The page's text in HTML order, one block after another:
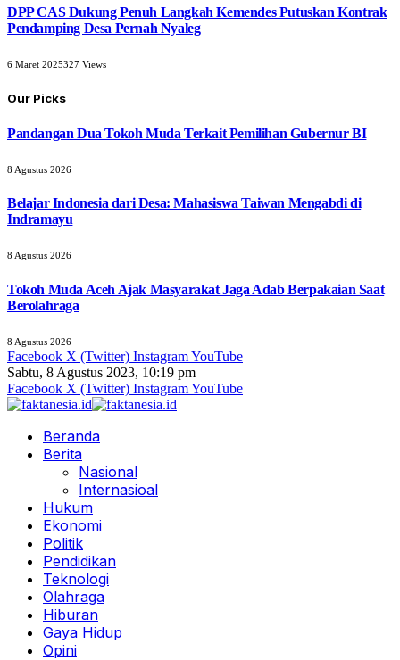
DPP CAS Dukung Penuh Langkah Kemendes Putuskan Kontrak
Pendamping Desa Pernah Nyaleg
6 Maret 2025327 Views
Our Picks
Pandangan Dua Tokoh Muda Terkait Pemilihan Gubernur BI
8 Agustus 2026
Belajar Indonesia dari Desa: Mahasiswa Taiwan Mengabdi di
Indramayu
8 Agustus 2026
Tokoh Muda Aceh Ajak Masyarakat Jaga Adab Berpakaian Saat
Berolahraga
8 Agustus 2026
Facebook X (Twitter) InstagramYouTube
Sabtu, 8 Agustus 2023, 10:19 pm
Facebook X (Twitter) InstagramYouTube
Beranda
Berita
Nasional
Internasioal
Hukum
Ekonomi
Politik
Pendidikan
Teknologi
Olahraga
Hiburan
Gaya Hidup
Opini